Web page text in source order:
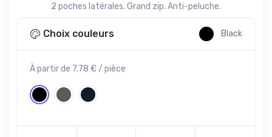
2 poches latérales. Grand zip. Anti-peluche.
Choix couleurs Black
À partir de 7.78 € / pièce